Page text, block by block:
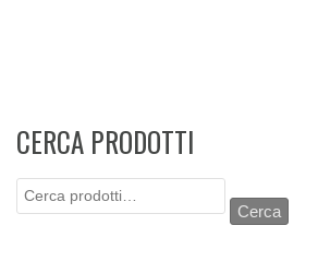
CERCA PRODOTTI
Cerca:
Cerca